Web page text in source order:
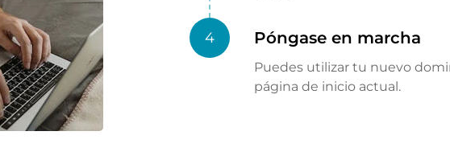
4 Póngase en marcha
Puedes utilizar tu nuevo
página de inicio actual.